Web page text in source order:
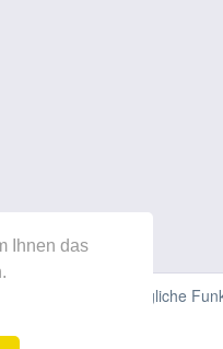
Ihnen das
Ihnen die bestmögliche